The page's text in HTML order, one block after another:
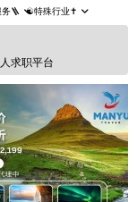
🪜 ☯️特殊行业✝️
求职平台